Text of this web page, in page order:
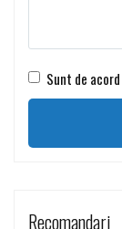
Sunt de
Recomandari